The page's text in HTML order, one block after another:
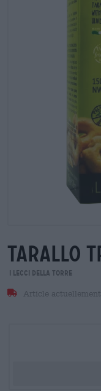
tarallo
I Lecci Della Torre
Article